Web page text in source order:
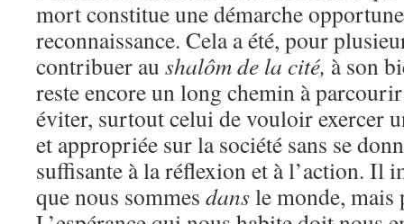
mort constitue une démarche
reconnaissance. Cela a été, pour
contribuer au shalôm de la cité, à son
reste encore un long chemin à
éviter, surtout celui de vouloir exercer
et appropriée sur la société sans se
suffisante à la réflexion et à l’action. Il
que nous sommes dansle monde, mais